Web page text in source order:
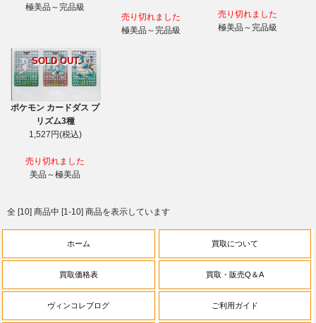
極美品～完品級
売り切れました
極美品～完品級
売り切れました
極美品～完品級
ポケモン カードダス プ
リズム3種
1,527円(税込)
SOLD OUT
売り切れました
美品～極美品
全 [10] 商品中 [1-10] 商品を表示しています
ホーム 買取について
買取価格表 買取・販売Q＆A
ヴィンコレブログ ご利用ガイド